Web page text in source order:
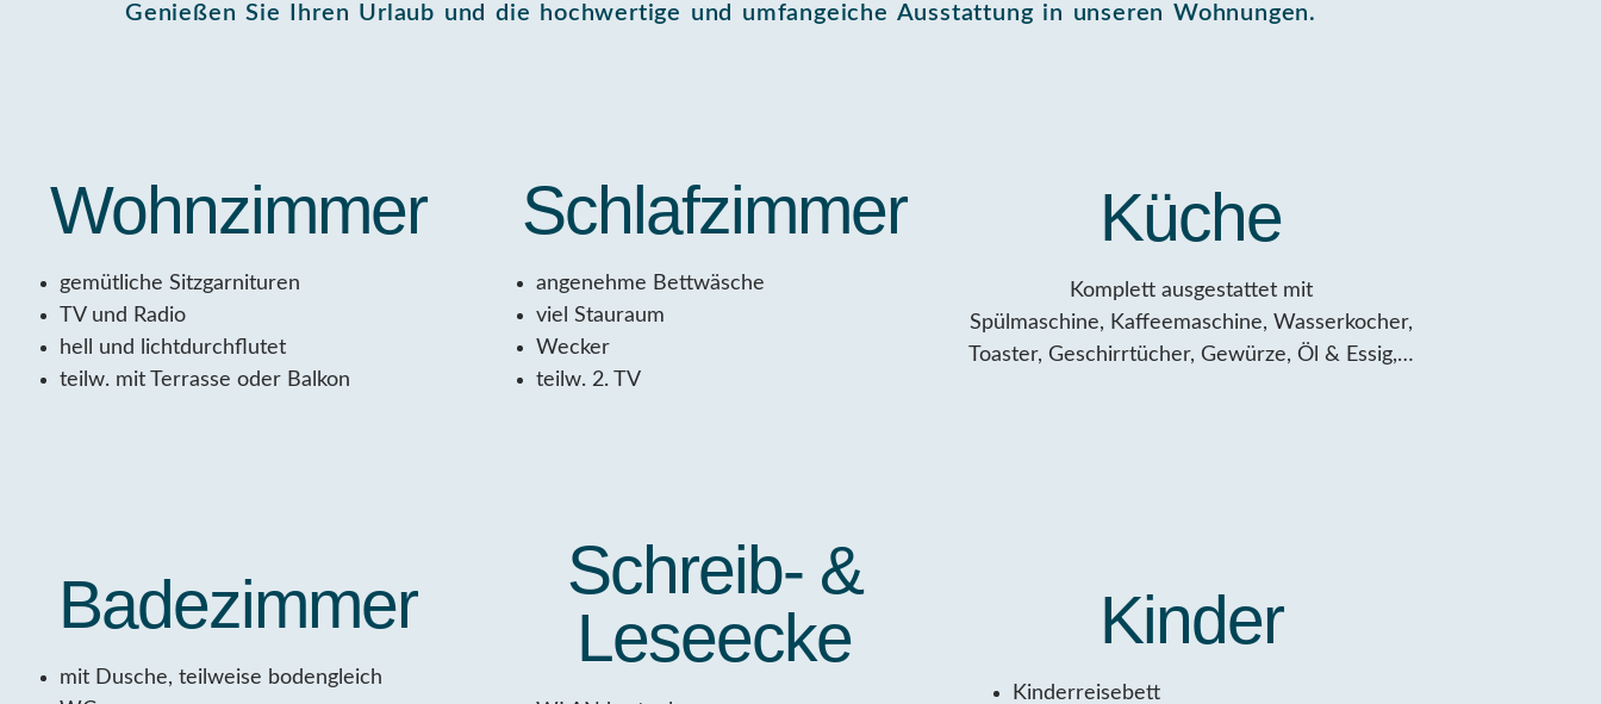
Genießen Sie Ihren Urlaub und die hochwertige und umfangeiche Ausstattung in unseren Wohnungen.
Wohnzimmer
gemütliche Sitzgarnituren
TV und Radio
hell und lichtdurchflutet
teilw. mit Terrasse oder Balkon
Schlafzimmer
angenehme Bettwäsche
viel Stauraum
Wecker
teilw. 2. TV
Küche
Komplett ausgestattet mit
Spülmaschine, Kaffeemaschine, Wasserkocher,
Toaster, Geschirrtücher, Gewürze, Öl & Essig,…
Badezimmer
mit Dusche, teilweise bodengleich
Schreib- &
Leseecke
Kinder
Kinderreisebett